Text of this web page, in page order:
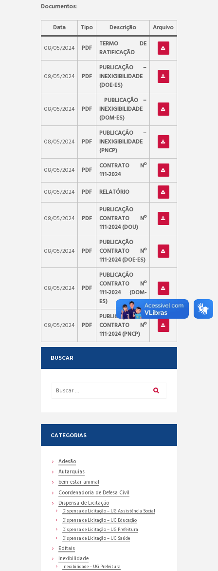
Documentos:
Data Tipo Descrição Arquivo
08/05/2024 PDF
TERMO DE
RATIFICAÇÃO
08/05/2024 PDF
PUBLICAÇÃO –
INEXIGIBILIDADE
(DOE-ES)
08/05/2024 PDF
PUBLICAÇÃO –
INEXIGIBILIDADE
(DOM-ES)
08/05/2024 PDF
PUBLICAÇÃO –
INEXIGIBILIDADE
(PNCP)
08/05/2024
PDF
CONTRATO Nº
111-2024
08/05/2024
PDF RELATÓRIO
08/05/2024 PDF
PUBLICAÇÃO
CONTRATO Nº
111-2024 (DOU)
08/05/2024 PDF
PUBLICAÇÃO
CONTRATO Nº
111-2024 (DOE-ES)
08/05/2024 PDF
PUBLICAÇÃO
CONTRATO Nº
111-2024 (DOM-
ES)
08/05/2024 PDF
PUBLICAÇÃO
CONTRATO Nº
111-2024 (PNCP)
BUSCAR
CATEGORIAS
Adesão
Autarquias
bem-estar animal
Coordenadoria de Defesa Civil
Dispensa de Licitação
Dispensa de Licitação – UG Assistência Social
Dispensa de Licitação – UG Educação
Dispensa de Licitação – UG Prefeitura
Dispensa de Licitação – UG Saúde
Editais
Inexibilidade
Inexibilidade – UG Prefeitura